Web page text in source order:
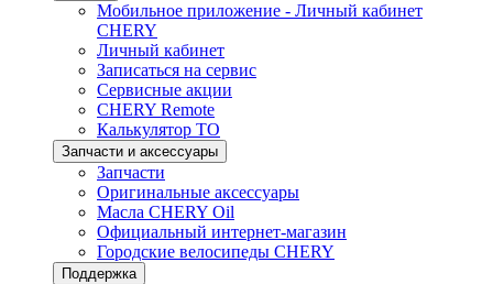
Мобильное приложение - Личный кабинет
CHERY
Личный кабинет
Записаться на сервис
Сервисные акции
CHERY Remote
Калькулятор ТО
Запчасти и аксессуары
Запчасти
Оригинальные аксессуары
Масла CHERY Oil
Официальный интернет-магазин
Городские велосипеды CHERY
Поддержка